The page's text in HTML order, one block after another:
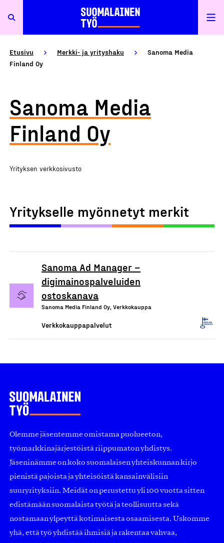
Etusivu Merkki- ja yrityshaku
Sanoma Media
Finland Oy
Sanoma Media
Finland Oy
Yrityksen verkkosivusto
Yritykselle myönnetyt merkit
Sanoma Ad Manager –
digimainospalveluiden
ostoskanava
Sanoma Media Finland Oy, Verkkokauppa
Verkkokauppapalvelut
Olemme jäsentemme omistama puolueeton,
työmarkkinajärjestöistä riippumaton yhdistys.
Jäseninämme on koko suomalaisen yhteiskunnan kirjo
pienistä pajoista ja yhteisöistä kansainvälisiin
suuryrityksiin. Meidät on perustettu yli 100 vuotta sitten
edistämään suomalaista työtä ja teollisuutta sekä
nostamaan ylpeyttä kotimaisesta osaamisesta. Uskomme
yhä, että työ yhdistää ihmisiä ja rakentaa vahvaa,